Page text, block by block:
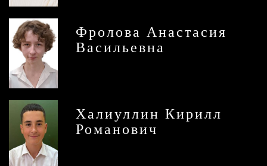
Фролова Анастасия
Васильевна
Халиуллин Кирилл
Романович